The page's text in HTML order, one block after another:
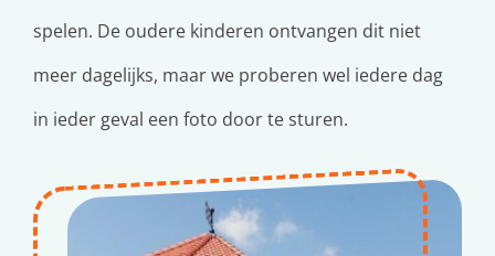
spelen. De oudere kinderen ontvangen dit niet
meer dagelijks, maar we proberen wel iedere dag
in ieder geval een foto door te sturen.